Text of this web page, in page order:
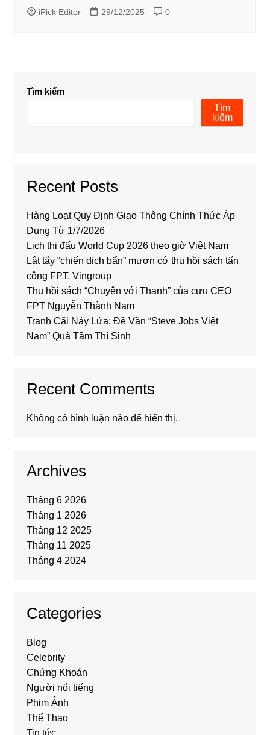
iPick Editor 29/12/2025 0
Tìm kiếm
Tìm
kiếm
Recent Posts
Hàng Loạt Quy Định Giao Thông Chính Thức Áp
Dụng Từ 1/7/2026
Lịch thi đấu World Cup 2026 theo giờ Việt Nam
Lật tẩy “chiến dịch bẩn” mượn cớ thu hồi sách tấn
công FPT, Vingroup
Thu hồi sách “Chuyện với Thanh” của cựu CEO
FPT Nguyễn Thành Nam
Tranh Cãi Nảy Lửa: Đề Văn “Steve Jobs Việt
Nam” Quá Tầm Thí Sinh
Recent Comments
Không có bình luận nào để hiển thị.
Archives
Tháng 6 2026
Tháng 1 2026
Tháng 12 2025
Tháng 11 2025
Tháng 4 2024
Categories
Blog
Celebrity
Chứng Khoán
Người nổi tiếng
Phim Ảnh
Thể Thao
Tin tức